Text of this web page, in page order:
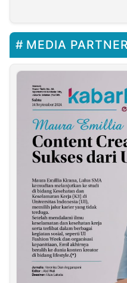
MEDIA PARTNER